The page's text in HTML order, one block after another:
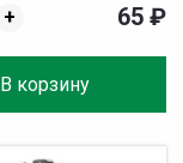
+
В корзину
65 ₽